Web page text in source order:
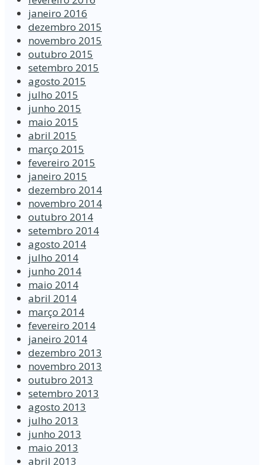
janeiro 2016
dezembro 2015
novembro 2015
outubro 2015
setembro 2015
agosto 2015
julho 2015
junho 2015
maio 2015
abril 2015
março 2015
fevereiro 2015
janeiro 2015
dezembro 2014
novembro 2014
outubro 2014
setembro 2014
agosto 2014
julho 2014
junho 2014
maio 2014
abril 2014
março 2014
fevereiro 2014
janeiro 2014
dezembro 2013
novembro 2013
outubro 2013
setembro 2013
agosto 2013
julho 2013
junho 2013
maio 2013
abril 2013